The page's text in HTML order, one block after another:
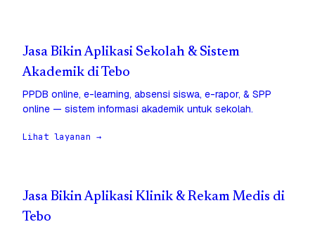
Jasa Bikin Aplikasi Sekolah & Sistem
Akademik di Tebo
PPDB online, e-learning, absensi siswa, e-rapor, & SPP
online — sistem informasi akademik untuk sekolah.
Lihat layanan →
Jasa Bikin Aplikasi Klinik & Rekam Medis di
Tebo